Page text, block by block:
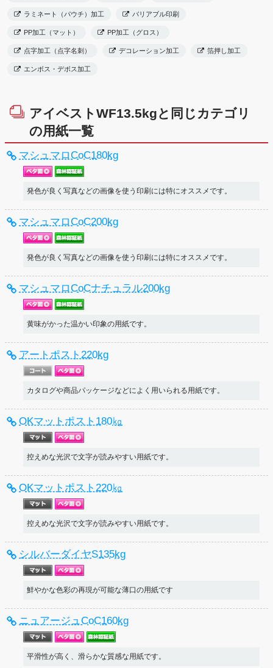
ラミネート（パウチ）加工 バリアブル印刷
PP加工（マット） PP加工（グロス）
点字加工（点字名刺） デコレーション加工 箔押し加工
エンボス・デボス加工
アイベストWF13.5kgと同じカテゴリ
の用紙一覧
マシュマロCoC180kg
発色が良く写真などの画像を使う印刷には特にオススメです。
マシュマロCoC200kg
発色が良く写真などの画像を使う印刷には特にオススメです。
マシュマロCoCナチュラル200kg
黄味がかった温かい印象の用紙です。
アートポスト220kg
カタログや商品パッケージなどによく用いられる用紙です。
OKマットポスト180㎏
控えめな光沢で文字が読みやすい用紙です。
OKマットポスト220㎏
控えめな光沢で文字が読みやすい用紙です。
シルバーダイヤS135kg
鮮やかな色彩の再現が可能な薄口の用紙です
ニュアージュCoC160kg
平滑性が高く、滑らかな質感な用紙です。